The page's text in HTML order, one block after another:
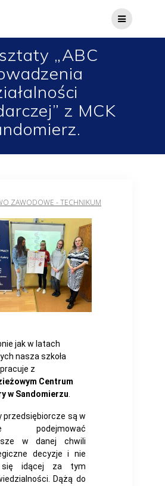
„ABC
z MCK
ZAWODOWE - TECHNIKUM
jak w latach
nasza szkoła
z
Centrum
w Sandomierzu.
przedsiębiorcze są w
podejmować
w danej chwili
decyzje i nie
się idącej za tym
Dążą do